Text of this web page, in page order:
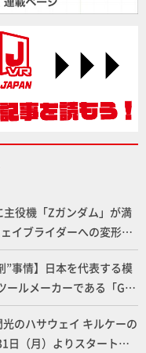
役機「Zガンダム」が満
イブライダーへの変形、
を再現【機動戦士Zガン
”事情】日本を代表する模
ールメーカーである「GSI
料の未来とは？
のハサウェイ キルケーの
日（月）よりスタート！